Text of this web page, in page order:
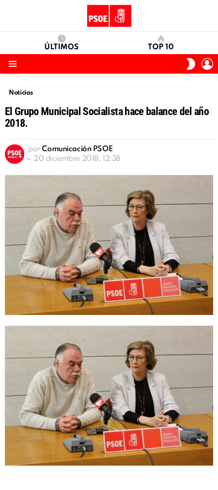
ÚLTIMOS TOP 10
SKIN
Noticias
El Grupo Municipal Socialista hace balance del año
2018.
por Comunicación PSOE
20 diciembre 2018, 12:38